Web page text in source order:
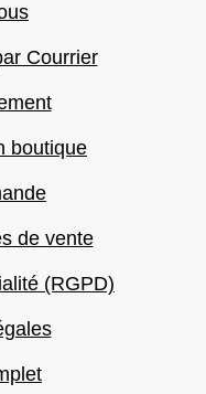
Courrier
boutique
de vente
(RGPD)